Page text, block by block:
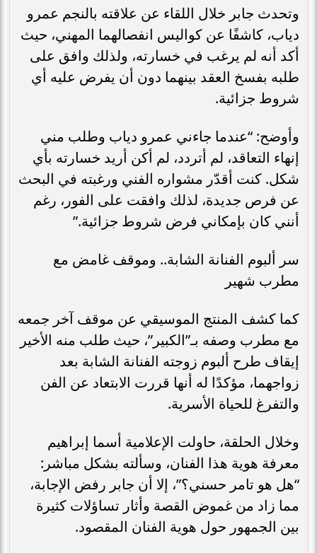
وتحدث جابر خلال اللقاء عن علاقته بالنجم عمرو
دياب، كاشفًا عن كواليس انفصالهما المهني، حيث
أكد أنه لم يرغب في خسارته، ولذلك وافق على
طلبه بفسخ العقد بينهما دون أن يفرض عليه أي
شروط جزائية.
وأوضح: “عندما جاءني عمرو دياب وطلب مني
إنهاء التعاقد، لم أتردد، لم أكن أريد خسارته بأي
شكل. كنت أقدّر مشواره الفني ورغبته في البحث
عن فرص جديدة، لذلك وافقت على الفور، رغم
أنني كان بإمكاني فرض شروط جزائية.”
سر ألبوم الفنانة الشابة.. وموقف غامض مع
مطرب شهير
كما كشف المنتج الموسيقي عن موقف آخر جمعه
مع مطرب وصفه بـ”الكبير”، حيث طلب منه الأخير
إيقاف طرح ألبوم زوجته الفنانة الشابة بعد
زواجهما، مؤكدًا له أنها قررت الابتعاد عن الفن
والتفرغ للحياة الأسرية.
وخلال الحلقة، حاولت الإعلامية أسما إبراهيم
معرفة هوية هذا الفنان، وسألته بشكل مباشر:
“هل هو تامر حسني؟”، إلا أن جابر رفض الإجابة،
مما زاد من غموض القصة وأثار تساؤلات كثيرة
بين الجمهور حول هوية الفنان المقصود.